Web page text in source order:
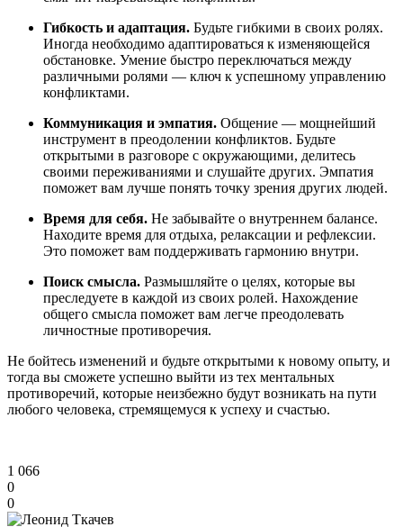
Гибкость и адаптация. Будьте гибкими в своих ролях.
Иногда необходимо адаптироваться к изменяющейся
обстановке. Умение быстро переключаться между
различными ролями — ключ к успешному управлению
конфликтами.
Коммуникация и эмпатия. Общение — мощнейший
инструмент в преодолении конфликтов. Будьте
открытыми в разговоре с окружающими, делитесь
своими переживаниями и слушайте других. Эмпатия
поможет вам лучше понять точку зрения других людей.
Время для себя. Не забывайте о внутреннем балансе.
Находите время для отдыха, релаксации и рефлексии.
Это поможет вам поддерживать гармонию внутри.
Поиск смысла. Размышляйте о целях, которые вы
преследуете в каждой из своих ролей. Нахождение
общего смысла поможет вам легче преодолевать
личностные противоречия.
Не бойтесь изменений и будьте открытыми к новому опыту, и
тогда вы сможете успешно выйти из тех ментальных
противоречий, которые неизбежно будут возникать на пути
любого человека, стремящемуся к успеху и счастью.
1 066
0
0